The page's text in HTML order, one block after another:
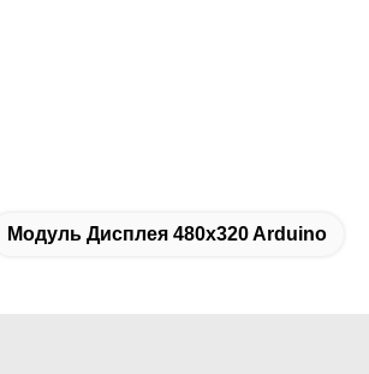
Модуль Дисплея 480x320 Arduino